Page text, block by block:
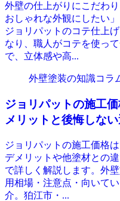
外壁の仕上がりにこだわ
おしゃれな外観にしたい
ジョリパットのコテ仕上
なり、職人がコテを使っ
で、立体感や高...
外壁塗装の知識コラ
ジョリパットの施工
メリットと後悔しな
ジョリパットの施工価格
デメリットや他塗材との
で詳しく解説します。外
用相場・注意点・向いて
介。狛江市・...